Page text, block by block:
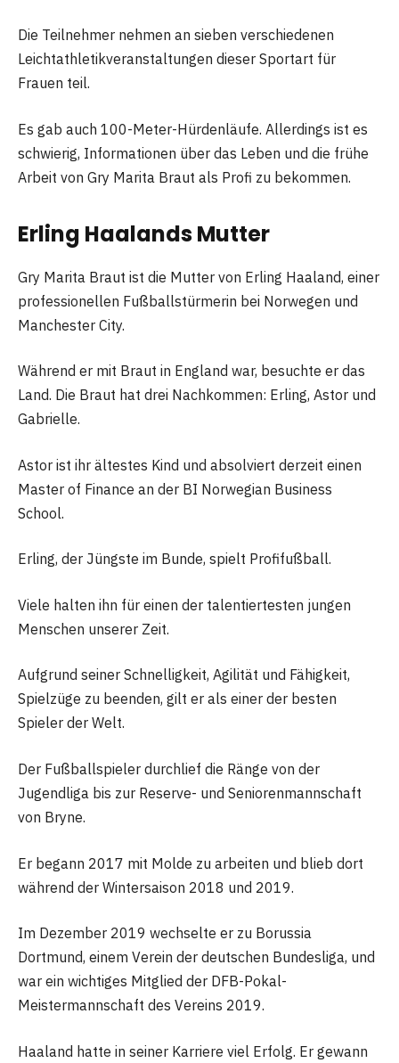
Die Teilnehmer nehmen an sieben verschiedenen
Leichtathletikveranstaltungen dieser Sportart für
Frauen teil.
Es gab auch 100-Meter-Hürdenläufe. Allerdings ist es
schwierig, Informationen über das Leben und die frühe
Arbeit von Gry Marita Braut als Profi zu bekommen.
Erling Haalands Mutter
Gry Marita Braut ist die Mutter von Erling Haaland, einer
professionellen Fußballstürmerin bei Norwegen und
Manchester City.
Während er mit Braut in England war, besuchte er das
Land. Die Braut hat drei Nachkommen: Erling, Astor und
Gabrielle.
Astor ist ihr ältestes Kind und absolviert derzeit einen
Master of Finance an der BI Norwegian Business
School.
Erling, der Jüngste im Bunde, spielt Profifußball.
Viele halten ihn für einen der talentiertesten jungen
Menschen unserer Zeit.
Aufgrund seiner Schnelligkeit, Agilität und Fähigkeit,
Spielzüge zu beenden, gilt er als einer der besten
Spieler der Welt.
Der Fußballspieler durchlief die Ränge von der
Jugendliga bis zur Reserve- und Seniorenmannschaft
von Bryne.
Er begann 2017 mit Molde zu arbeiten und blieb dort
während der Wintersaison 2018 und 2019.
Im Dezember 2019 wechselte er zu Borussia
Dortmund, einem Verein der deutschen Bundesliga, und
war ein wichtiges Mitglied der DFB-Pokal-
Meistermannschaft des Vereins 2019.
Haaland hatte in seiner Karriere viel Erfolg. Er gewann